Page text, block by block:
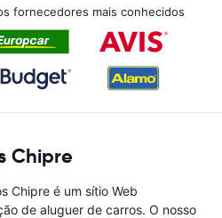
fornecedores mais conhecidos
Chipre
Chipre é um sítio Web
de aluguer de carros. O nosso